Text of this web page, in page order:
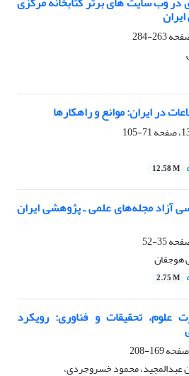
263-284
در ایران: موانع و راهکارها
71-105
12.58 M
آزاد مجله‌های علمی ـ پژوهشی ایران
35-52
هوجقان
2.75 M
علوم، تحقیقات و فناوری: رویکرد
169-208
محمود خسروجردی،